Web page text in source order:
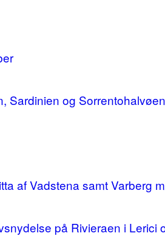
og
af Vadstena samt Varberg
på Rivieraen i Lerici